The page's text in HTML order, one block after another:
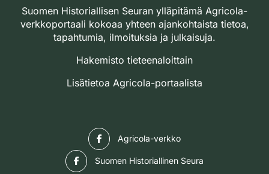
Suomen Historiallisen Seuran ylläpitämä Agricola-
verkkoportaali kokoaa yhteen ajankohtaista tietoa,
tapahtumia, ilmoituksia ja julkaisuja.
Hakemisto tieteenaloittain
Lisätietoa Agricola-portaalista
Agricola-verkko
Suomen Historiallinen Seura